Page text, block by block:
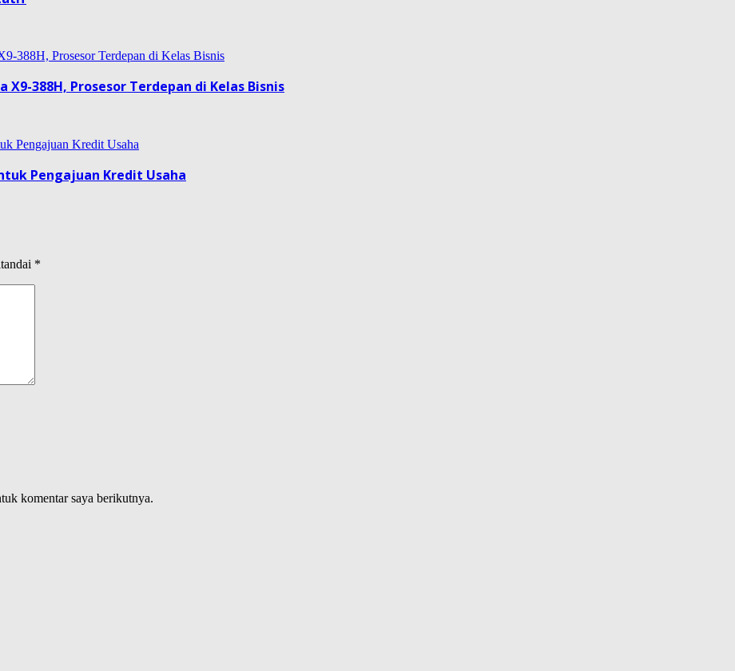
388H, Prosesor Terdepan di Kelas Bisnis
Pengajuan Kredit Usaha
*
komentar saya berikutnya.